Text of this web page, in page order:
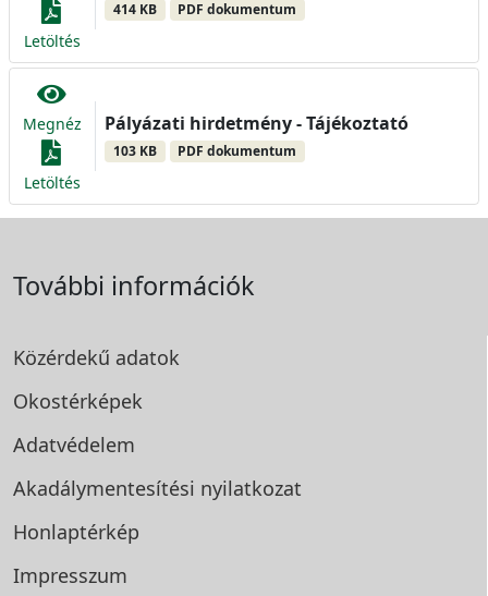
Letöltés
414 KB PDF dokumentum
Megnéz
Letöltés
Pályázati hirdetmény - Tájékoztató
103 KB PDF dokumentum
További információk
Közérdekű adatok
Okostérképek
Adatvédelem
Akadálymentesítési nyilatkozat
Honlaptérkép
Impresszum